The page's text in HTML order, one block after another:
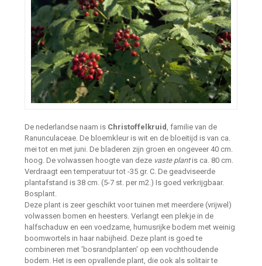
De nederlandse naam is Christoffelkruid, familie van de
Ranunculaceae. De bloemkleur is wit en de bloeitijd is van ca.
mei tot en met juni. De bladeren zijn groen en ongeveer 40 cm.
hoog. De volwassen hoogte van deze vaste plantis ca. 80 cm.
Verdraagt een temperatuur tot -35 gr. C. De geadviseerde
plantafstand is 38 cm. (5-7 st. per m2.) Is goed verkrijgbaar.
Bosplant.
Deze plant is zeer geschikt voor tuinen met meerdere (vrijwel)
volwassen bomen en heesters. Verlangt een plekje in de
halfschaduw en een voedzame, humusrijke bodem met weinig
boomwortels in haar nabijheid. Deze plant is goed te
combineren met 'bosrandplanten' op een vochthoudende
bodem. Het is een opvallende plant, die ook als solitair te